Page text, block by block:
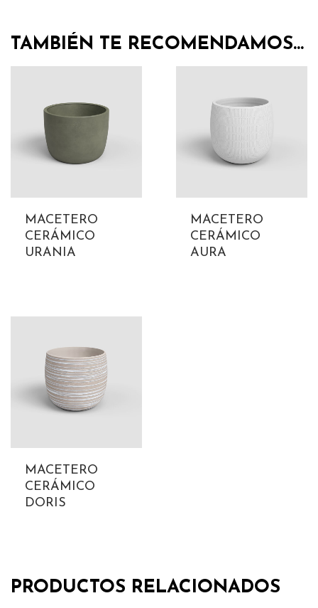
TAMBIÉN TE RECOMENDAMOS…
MACETERO
CERÁMICO
URANIA
MACETERO
CERÁMICO
AURA
MACETERO
CERÁMICO
DORIS
PRODUCTOS RELACIONADOS